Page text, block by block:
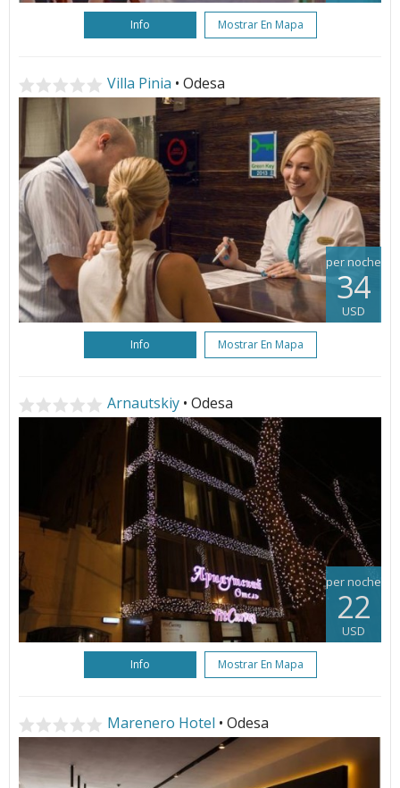
Info Mostrar En Mapa
Villa Pinia • Odesa
per noche
34
USD
Info Mostrar En Mapa
Arnautskiy • Odesa
per noche
22
USD
Info Mostrar En Mapa
Marenero Hotel • Odesa